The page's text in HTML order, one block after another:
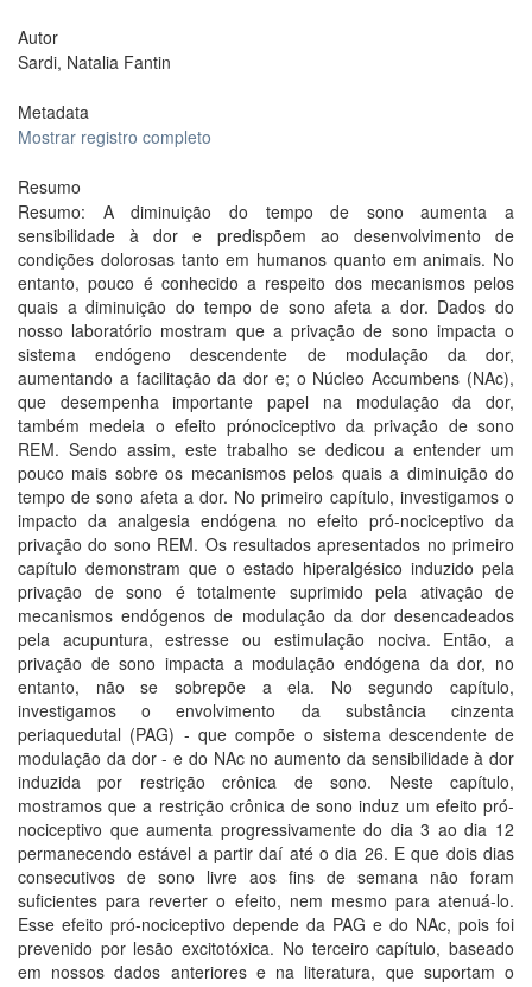
Autor
Sardi, Natalia Fantin
Metadata
Mostrar registro completo
Resumo
Resumo: A diminuição do tempo de sono aumenta a
sensibilidade à dor e predispõem ao desenvolvimento de
condições dolorosas tanto em humanos quanto em animais. No
entanto, pouco é conhecido a respeito dos mecanismos pelos
quais a diminuição do tempo de sono afeta a dor. Dados do
nosso laboratório mostram que a privação de sono impacta o
sistema endógeno descendente de modulação da dor,
aumentando a facilitação da dor e; o Núcleo Accumbens (NAc),
que desempenha importante papel na modulação da dor,
também medeia o efeito prónociceptivo da privação de sono
REM. Sendo assim, este trabalho se dedicou a entender um
pouco mais sobre os mecanismos pelos quais a diminuição do
tempo de sono afeta a dor. No primeiro capítulo, investigamos o
impacto da analgesia endógena no efeito pró-nociceptivo da
privação do sono REM. Os resultados apresentados no primeiro
capítulo demonstram que o estado hiperalgésico induzido pela
privação de sono é totalmente suprimido pela ativação de
mecanismos endógenos de modulação da dor desencadeados
pela acupuntura, estresse ou estimulação nociva. Então, a
privação de sono impacta a modulação endógena da dor, no
entanto, não se sobrepõe a ela. No segundo capítulo,
investigamos o envolvimento da substância cinzenta
periaquedutal (PAG) - que compõe o sistema descendente de
modulação da dor - e do NAc no aumento da sensibilidade à dor
induzida por restrição crônica de sono. Neste capítulo,
mostramos que a restrição crônica de sono induz um efeito pró-
nociceptivo que aumenta progressivamente do dia 3 ao dia 12
permanecendo estável a partir daí até o dia 26. E que dois dias
consecutivos de sono livre aos fins de semana não foram
suficientes para reverter o efeito, nem mesmo para atenuá-lo.
Esse efeito pró-nociceptivo depende da PAG e do NAc, pois foi
prevenido por lesão excitotóxica. No terceiro capítulo, baseado
em nossos dados anteriores e na literatura, que suportam o